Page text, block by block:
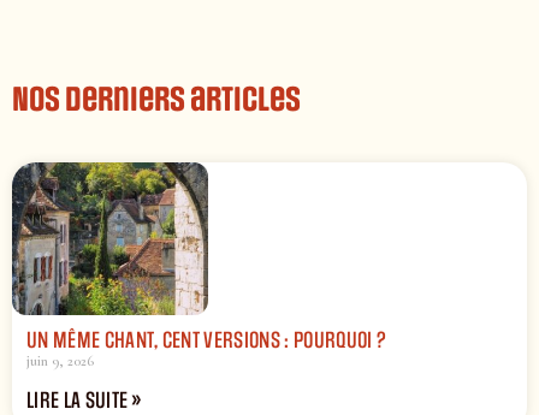
Nos derniers articles
UN MÊME CHANT, CENT VERSIONS : POURQUOI ?
juin 9, 2026
LIRE LA SUITE »